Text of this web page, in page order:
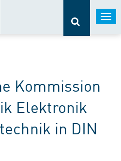
Kommission
Elektronik
in DIN